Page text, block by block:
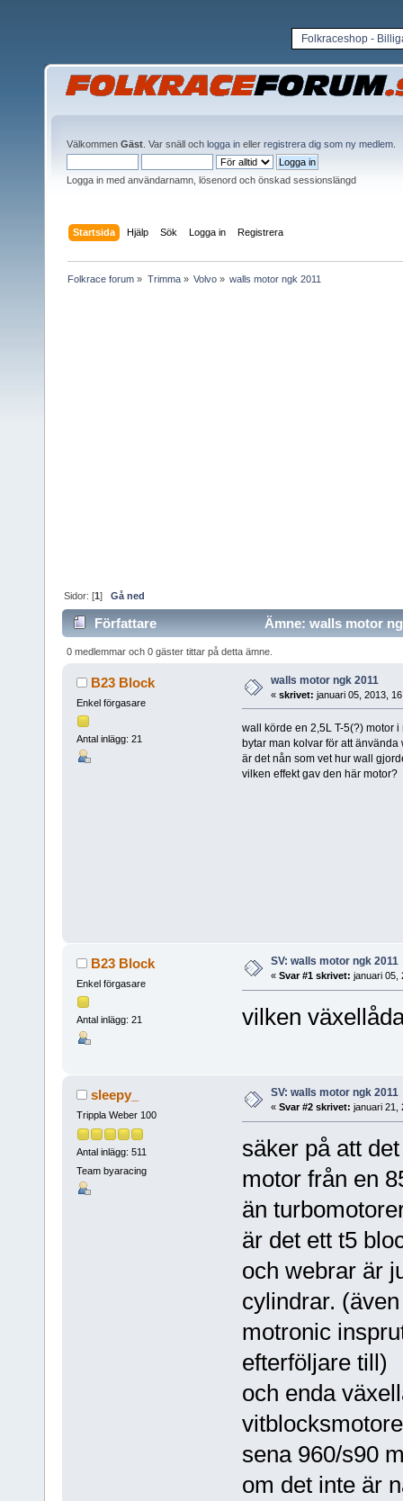
Folkraceshop -
Välkommen Gäst . Var snäll och logga in eller registrera dig som ny medlem
Logga in med användarnamn, lösenord och önskad sessionslängd
Startsida Hjälp Sök Logga in Registrera
Folkrace forum » Trimma» Volvo» walls motor ngk 2011
Sidor: [1]Gå ned
Författare Ämne: walls motor
0 medlemmar och 0 gäster tittar på detta ämne.
B23 Block
Enkel förgasare
Antal inlägg: 21
walls motor ngk 2011
« skrivet: januari 05, 2013,
wall körde en 2,5L T-5(?) motor
bytar man kolvar för att änvända
är det nån som vet hur wall
vilken effekt gav den här motor?
B23 Block
Enkel förgasare
Antal inlägg: 21
SV: walls motor ngk 2011
« Svar #1 skrivet: januari 05,
vilken
sleepy_
Trippla Weber 100
Antal inlägg: 511
Team byaracing
SV: walls motor ngk 2011
« Svar #2 skrivet: januari 21,
säker på att
motor från en
än
är det ett t5
och webrar är
cylindrar.
motronic
efterföljare till)
och enda
sena 960/s90
om det inte är